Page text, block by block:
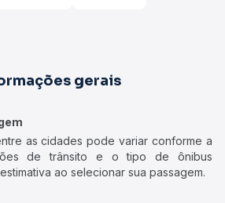
gerais
as cidades pode variar conforme a
de trânsito e o tipo de ônibus
ao selecionar sua passagem.